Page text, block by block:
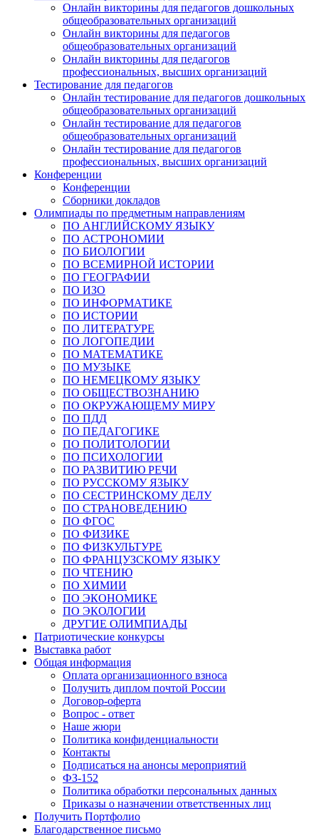
Онлайн викторины для педагогов дошкольных
общеобразовательных организаций
Онлайн викторины для педагогов
общеобразовательных организаций
Онлайн викторины для педагогов
профессиональных, высших организаций
Тестирование для педагогов
Онлайн тестирование для педагогов дошкольных
общеобразовательных организаций
Онлайн тестирование для педагогов
общеобразовательных организаций
Онлайн тестирование для педагогов
профессиональных, высших организаций
Конференции
Конференции
Сборники докладов
Олимпиады по предметным направлениям
ПО АНГЛИЙСКОМУ ЯЗЫКУ
ПО АСТРОНОМИИ
ПО БИОЛОГИИ
ПО ВСЕМИРНОЙ ИСТОРИИ
ПО ГЕОГРАФИИ
ПО ИЗО
ПО ИНФОРМАТИКЕ
ПО ИСТОРИИ
ПО ЛИТЕРАТУРЕ
ПО ЛОГОПЕДИИ
ПО МАТЕМАТИКЕ
ПО МУЗЫКЕ
ПО НЕМЕЦКОМУ ЯЗЫКУ
ПО ОБЩЕСТВОЗНАНИЮ
ПО ОКРУЖАЮЩЕМУ МИРУ
ПО ПДД
ПО ПЕДАГОГИКЕ
ПО ПОЛИТОЛОГИИ
ПО ПСИХОЛОГИИ
ПО РАЗВИТИЮ РЕЧИ
ПО РУССКОМУ ЯЗЫКУ
ПО СЕСТРИНСКОМУ ДЕЛУ
ПО СТРАНОВЕДЕНИЮ
ПО ФГОС
ПО ФИЗИКЕ
ПО ФИЗКУЛЬТУРЕ
ПО ФРАНЦУЗСКОМУ ЯЗЫКУ
ПО ЧТЕНИЮ
ПО ХИМИИ
ПО ЭКОНОМИКЕ
ПО ЭКОЛОГИИ
ДРУГИЕ ОЛИМПИАДЫ
Патриотические конкурсы
Выставка работ
Общая информация
Оплата организационного взноса
Получить диплом почтой России
Договор-оферта
Вопрос - ответ
Наше жюри
Политика конфиденциальности
Контакты
Подписаться на анонсы мероприятий
ФЗ-152
Политика обработки персональных данных
Приказы о назначении ответственных лиц
Получить Портфолио
Благодарственное письмо